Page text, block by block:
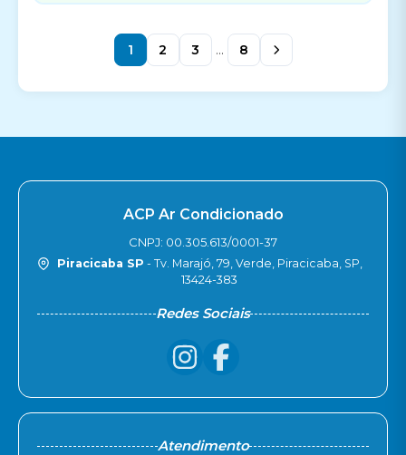
1 2 3 ... 8
ACP Ar Condicionado
CNPJ: 00.305.613/0001-37
Piracicaba SP - Tv. Marajó, 79, Verde, Piracicaba, SP,
13424-383
Redes Sociais
Atendimento